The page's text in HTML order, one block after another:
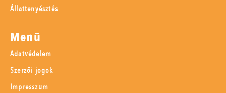
Állattenyésztés
Menü
Adatvédelem
Szerzői jogok
Impresszum